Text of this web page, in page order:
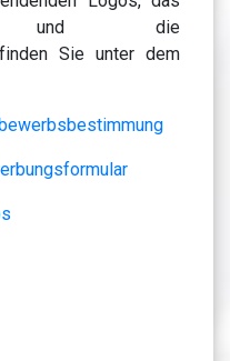
und die
Sie unter dem